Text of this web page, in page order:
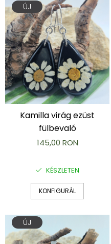
ÚJ
Kamilla virág ezüst
fülbevaló
145,00 RON
KÉSZLETEN
KONFIGURÁL
ÚJ